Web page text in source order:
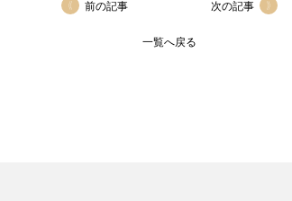
前の記事
一覧へ戻る
次の記事